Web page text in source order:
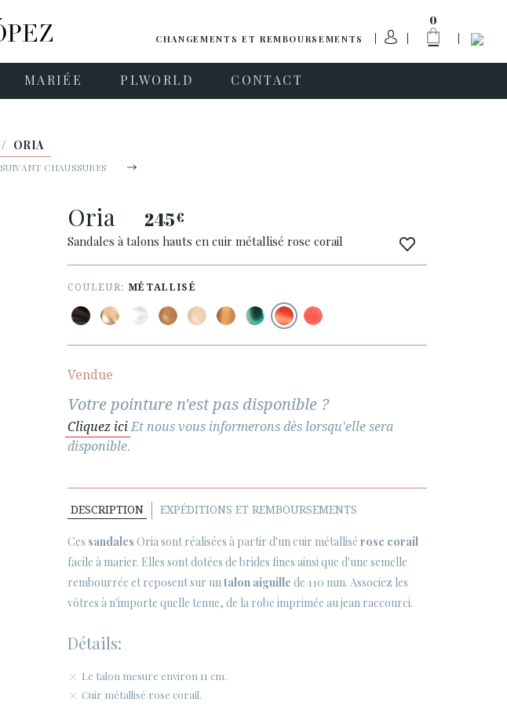
CHANGEMENTS ET REMBOURSEMENTS
0
MARIÉE PLWORLD CONTACT
/ ORIA
SUIVANT CHAUSSURES
Oria 245€
Sandales à talons hauts en cuir métallisé rose corail
COULEUR: MÉTALLISÉ
Vendue
Votre pointure n'est pas disponible ?
Cliquez iciEt nous vous informerons dès lorsqu'elle sera
disponible.
DESCRIPTION EXPÉDITIONS ET REMBOURSEMENTS
Ces sandales Oria sont réalisées à partir d'un cuir métallisérose corail
facile à marier. Elles sont dotées de brides fines ainsi que d'une semelle
rembourrée et reposent sur untalon aiguille de 110 mm. Associez les
vôtres à n'importe quelle tenue, de la robe imprimée au jean raccourci.
Détails:
Le talon mesure environ 11 cm.
Cuir métallisé rose corail.